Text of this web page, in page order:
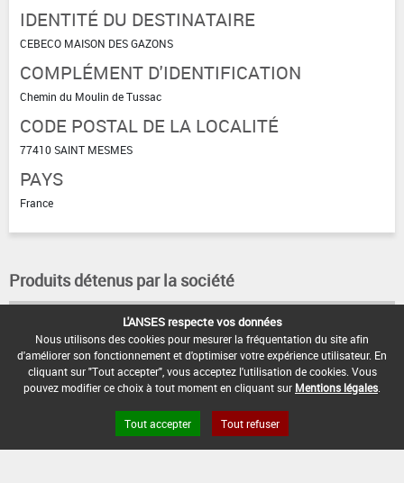
IDENTITÉ DU DESTINATAIRE
CEBECO MAISON DES GAZONS
COMPLÉMENT D'IDENTIFICATION
Chemin du Moulin de Tussac
CODE POSTAL DE LA LOCALITÉ
77410 SAINT MESMES
PAYS
France
Produits détenus par la société
FORE GAZON PRESTER D120
L'ANSES respecte vos données
Nous utilisons des cookies pour mesurer la fréquentation du site afin
d'améliorer son fonctionnement et d'optimiser votre expérience utilisateur. En
cliquant sur "Tout accepter", vous acceptez l'utilisation de cookies. Vous
pouvez modifier ce choix à tout moment en cliquant sur Mentions légales
Tout accepter Tout refuser